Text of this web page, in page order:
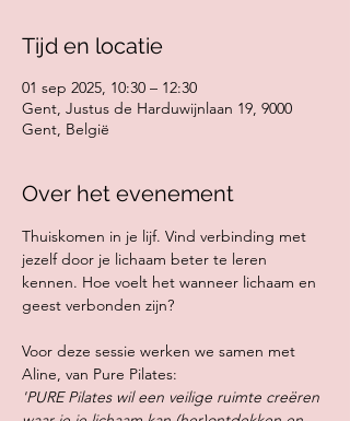
Tijd en locatie
01 sep 2025, 10:30 – 12:30
Gent, Justus de Harduwijnlaan 19, 9000
Gent, België
Over het evenement
Thuiskomen in je lijf. Vind verbinding met
jezelf door je lichaam beter te leren
kennen. Hoe voelt het wanneer lichaam en
geest verbonden zijn?
Voor deze sessie werken we samen met
Aline, van Pure Pilates:
'PURE Pilates wil een veilige ruimte creëren